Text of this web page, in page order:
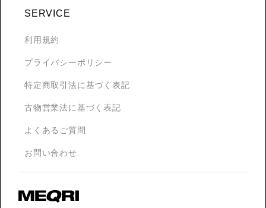
SERVICE
利用規約
プライバシーポリシー
特定商取引法に基づく表記
古物営業法に基づく表記
よくあるご質問
お問い合わせ